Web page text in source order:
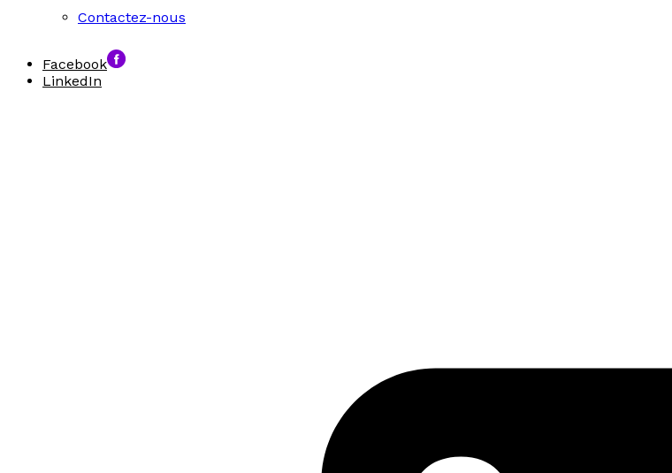
Contactez-nous
Facebook
LinkedIn